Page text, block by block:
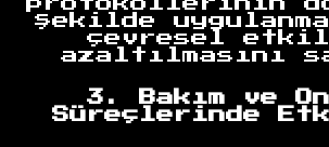
şekilde
çevresel
azaltılmasını
3. Bakım ve
Süreçlerinde